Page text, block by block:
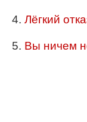
4. Лёгкий
5. Вы ничем